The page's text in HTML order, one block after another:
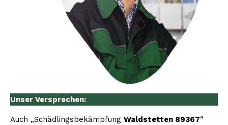
Unser Versprechen:
Auch „Schädlingsbekämpfung Waldstetten 89367“